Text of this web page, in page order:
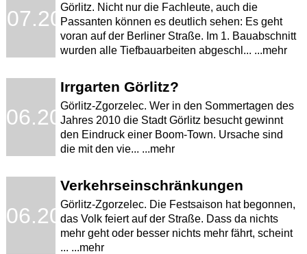
Görlitz. Nicht nur die Fachleute, auch die
Passanten können es deutlich sehen: Es geht
voran auf der Berliner Straße. Im 1. Bauabschnitt
wurden alle Tiefbauarbeiten abgeschl... ...mehr
Irrgarten Görlitz?
Görlitz-Zgorzelec. Wer in den Sommertagen des
Jahres 2010 die Stadt Görlitz besucht gewinnt
den Eindruck einer Boom-Town. Ursache sind
die mit den vie... ...mehr
Verkehrseinschränkungen
Görlitz-Zgorzelec. Die Festsaison hat begonnen,
das Volk feiert auf der Straße. Dass da nichts
mehr geht oder besser nichts mehr fährt, scheint
... ...mehr